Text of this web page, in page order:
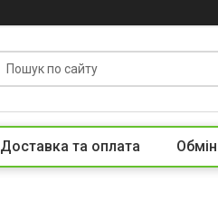
Доставка та оплата